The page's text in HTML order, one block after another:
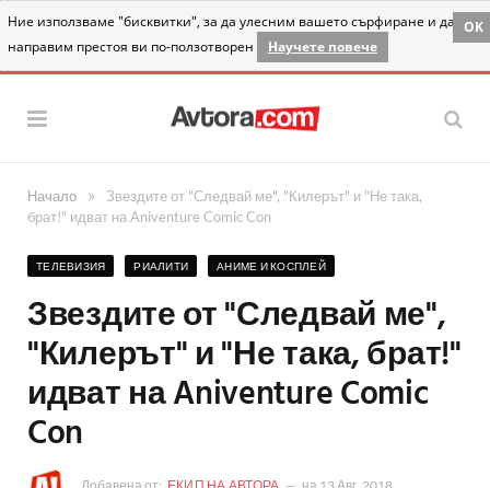
Ние използваме "бисквитки", за да улесним вашето сърфиране и да
направим престоя ви по-ползотворен
Научете повече
OK
Начало »
Звездите от "Следвай ме", "Килерът" и "Не така,
брат!" идват на Aniventure Comic Con
ТЕЛЕВИЗИЯ РИАЛИТИ АНИМЕ И КОСПЛЕЙ
Звездите от "Следвай ме",
"Килерът" и "Не така, брат!"
идват на Aniventure Comic
Con